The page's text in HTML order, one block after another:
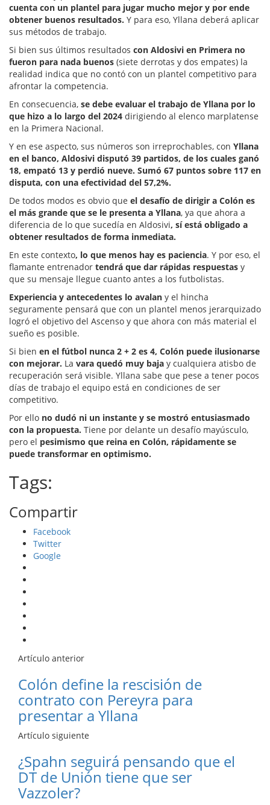
cuenta con un plantel para jugar mucho mejor y por ende
obtener buenos resultados. Y para eso, Yllana deberá aplicar
sus métodos de trabajo.
Si bien sus últimos resultados con Aldosivi en Primera no
fueron para nada buenos (siete derrotas y dos empates) la
realidad indica que no contó con un plantel competitivo para
afrontar la competencia.
En consecuencia, se debe evaluar el trabajo de Yllana por lo
que hizo a lo largo del 2024 dirigiendo al elenco marplatense
en la Primera Nacional.
Y en ese aspecto, sus números son irreprochables, con Yllana
en el banco, Aldosivi disputó 39 partidos, de los cuales ganó
18, empató 13 y perdió nueve. Sumó 67 puntos sobre 117 en
disputa, con una efectividad del 57,2%.
De todos modos es obvio que el desafío de dirigir a Colón es
el más grande que se le presenta a Yllana, ya que ahora a
diferencia de lo que sucedía en Aldosivi, sí está obligado a
obtener resultados de forma inmediata.
En este contexto, lo que menos hay es paciencia. Y por eso, el
flamante entrenador tendrá que dar rápidas respuestas y
que su mensaje llegue cuanto antes a los futbolistas.
Experiencia y antecedentes lo avalan y el hincha
seguramente pensará que con un plantel menos jerarquizado
logró el objetivo del Ascenso y que ahora con más material el
sueño es posible.
Si bien en el fútbol nunca 2 + 2 es 4, Colón puede ilusionarse
con mejorar. La vara quedó muy baja y cualquiera atisbo de
recuperación será visible. Yllana sabe que pese a tener pocos
días de trabajo el equipo está en condiciones de ser
competitivo.
Por ello no dudó ni un instante y se mostró entusiasmado
con la propuesta. Tiene por delante un desafío mayúsculo,
pero el pesimismo que reina en Colón, rápidamente se
puede transformar en optimismo.
Tags:
Compartir
Facebook
Twitter
Google
Artículo anterior
Colón define la rescisión de
contrato con Pereyra para
presentar a Yllana
Artículo siguiente
¿Spahn seguirá pensando que el
DT de Unión tiene que ser
Vazzoler?